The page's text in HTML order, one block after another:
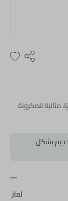
مثالية للمكرونة
بشكل
لمار